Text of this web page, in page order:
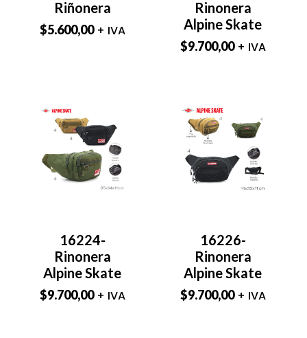
Riñonera
$5.600,00 + IVA
Rinonera
Alpine Skate
$9.700,00 + IVA
16224-
Rinonera
Alpine Skate
$9.700,00 + IVA
16226-
Rinonera
Alpine Skate
$9.700,00 + IVA